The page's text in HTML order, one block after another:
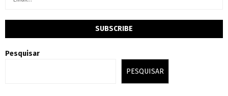
Pesquisar
PESQUISAR